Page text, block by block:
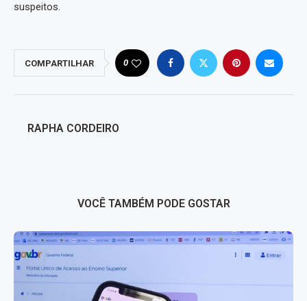
suspeitos.
COMPARTILHAR 0
RAPHA CORDEIRO
VOCÊ TAMBÉM PODE GOSTAR